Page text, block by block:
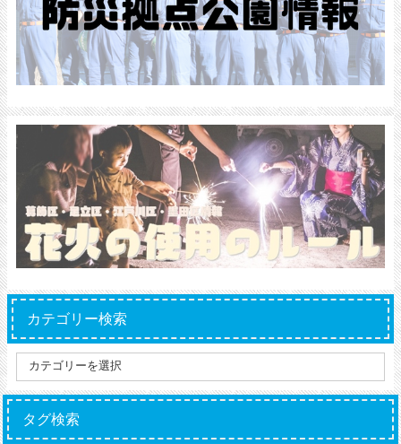
カテゴリー検索
タグ検索